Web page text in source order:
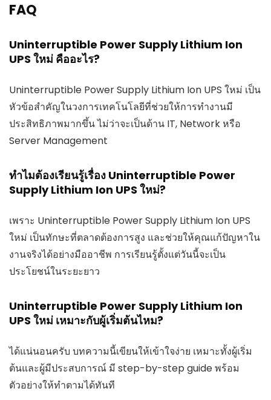
FAQ
Uninterruptible Power Supply Lithium Ion
UPS ใหม่ คืออะไร?
Uninterruptible Power Supply Lithium Ion UPS ใหม่ เป็น
หัวข้อสำคัญในวงการเทคโนโลยีที่ช่วยให้การทำงานมี
ประสิทธิภาพมากขึ้น ไม่ว่าจะเป็นด้าน IT, Network หรือ
Server Management
ทำไมต้องเรียนรู้เรื่อง Uninterruptible Power
Supply Lithium Ion UPS ใหม่?
เพราะ Uninterruptible Power Supply Lithium Ion UPS
ใหม่ เป็นทักษะที่ตลาดต้องการสูง และช่วยให้คุณแก้ปัญหาใน
งานจริงได้อย่างมืออาชีพ การเรียนรู้ตั้งแต่วันนี้จะเป็น
ประโยชน์ในระยะยาว
Uninterruptible Power Supply Lithium Ion
UPS ใหม่ เหมาะกับผู้เริ่มต้นไหม?
ได้แน่นอนครับ บทความนี้เขียนให้เข้าใจง่าย เหมาะทั้งผู้เริ่ม
ต้นและผู้มีประสบการณ์ มี step-by-step guide พร้อม
ตัวอย่างให้ทำตามได้ทันที